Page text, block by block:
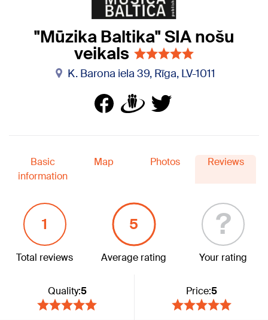
"Mūzika Baltika" SIA nošu
veikals
K. Barona iela 39, Rīga, LV-1011
Basic
information
Map Photos Reviews
1
Total reviews
5
Average rating
?
Your rating
Quality:5 Price:5